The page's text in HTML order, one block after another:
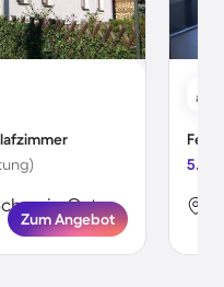
Gohrisch, Sächsische Schweiz-Osterzgebirge, Deutschland
Zum Angebot
ab
5.0